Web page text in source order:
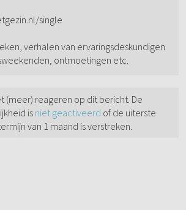
single
verhalen van ervaringsdeskundigen
ontmoetingen etc.
(meer) reageren op dit bericht. De
is niet geactiveerd of de uiterste
van 1 maand is verstreken.